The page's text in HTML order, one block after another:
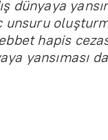
dünyaya
hapis
yansıması